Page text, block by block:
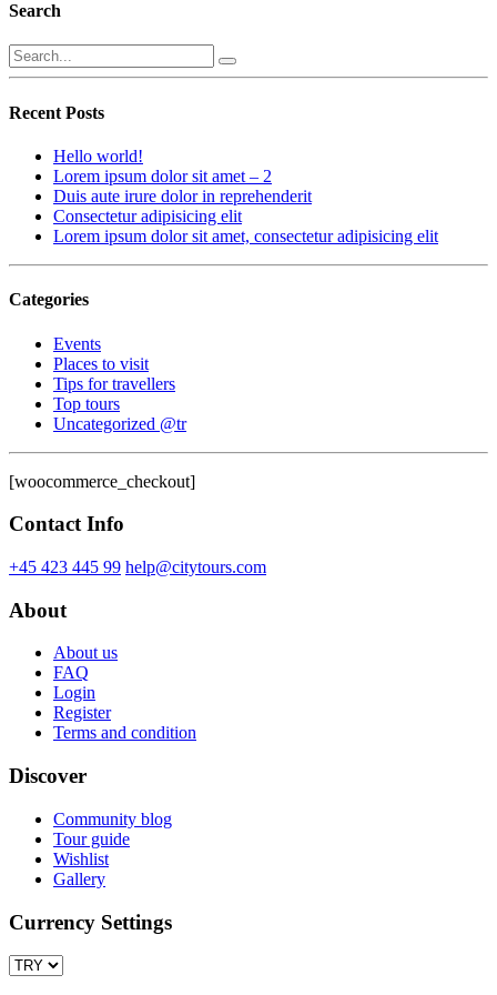
Search
Recent Posts
Hello world!
Lorem ipsum dolor sit amet – 2
Duis aute irure dolor in reprehenderit
Consectetur adipisicing elit
Lorem ipsum dolor sit amet, consectetur adipisicing elit
Categories
Events
Places to visit
Tips for travellers
Top tours
Uncategorized @tr
[woocommerce_checkout]
Contact Info
+45 423 445 99 help@citytours.com
About
About us
FAQ
Login
Register
Terms and condition
Discover
Community blog
Tour guide
Wishlist
Gallery
Currency Settings